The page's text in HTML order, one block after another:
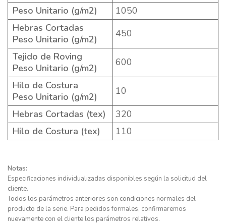
Peso Unitario (g/m2)
1050
Hebras Cortadas
Peso Unitario (g/m2)
450
Tejido de Roving
Peso Unitario (g/m2)
600
Hilo de Costura
Peso Unitario (g/m2)
10
Hebras Cortadas (tex)
320
Hilo de Costura (tex)
110
Notas:
Especificaciones individualizadas disponibles según la solicitud del
cliente.
Todos los parámetros anteriores son condiciones normales del
producto de la serie. Para pedidos formales, confirmaremos
nuevamente con el cliente los parámetros relativos.